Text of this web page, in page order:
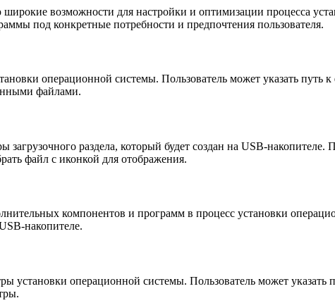
широкие возможности для настройки и оптимизации процесса
под конкретные потребности и предпочтения пользователя.
операционной системы. Пользователь может указать
файлами.
раздела, который будет создан на USB-накопителе.
файл с иконкой для отображения.
компонентов и программ в процесс установки
накопителе.
установки операционной системы. Пользователь может